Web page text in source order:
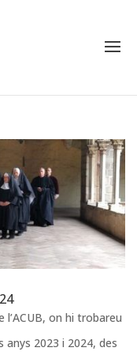
on hi trobareu
2023 i 2024, des